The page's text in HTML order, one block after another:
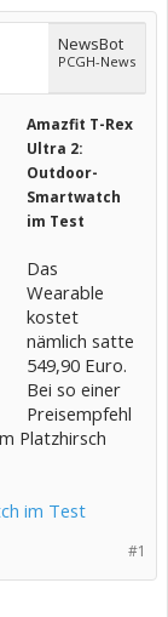
NewsBot
PCGH-News
Amazfit T-Rex
Ultra 2:
Outdoor-
Smartwatch
im Test
Das
Wearable
kostet
nämlich satte
549,90 Euro.
Bei so einer
Preisempfehl
Platzhirsch
im Test
#1